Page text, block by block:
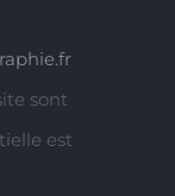
sont
est